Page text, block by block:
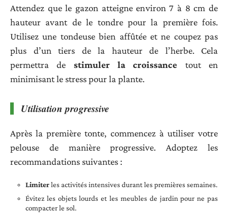
Attendez que le gazon atteigne environ 7 à 8 cm de
hauteur avant de le tondre pour la première fois.
Utilisez une tondeuse bien affûtée et ne coupez pas
plus d’un tiers de la hauteur de l’herbe. Cela
permettra de stimuler la croissance tout en
minimisant le stress pour la plante.
Utilisation progressive
Après la première tonte, commencez à utiliser votre
pelouse de manière progressive. Adoptez les
recommandations suivantes :
Limiterles activités intensives durant les premières semaines.
Évitez les objets lourds et les meubles de jardin pour ne pas
compacter le sol.